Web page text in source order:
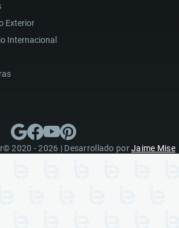
Exterior
Internacional
2020 - 2026 | Desarrollado porJaime Mise